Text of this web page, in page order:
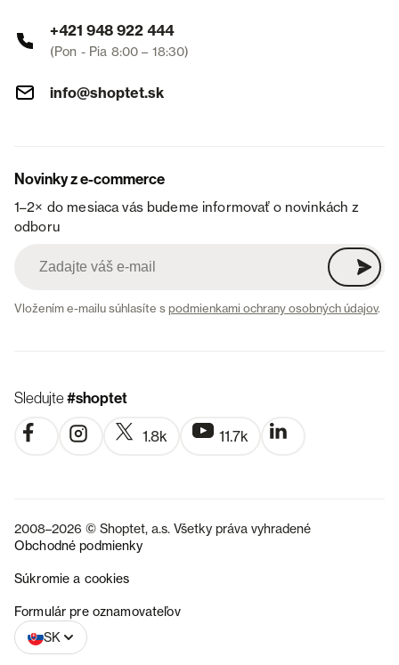
+421 948 922 444
(Pon - Pia 8:00 – 18:30)
info@shoptet.sk
Novinky z e-commerce
1–2× do mesiaca vás budeme informovať o novinkách z
odboru
Vložením e-mailu súhlasíte spodmienkami ochrany osobných údajov.
Sledujte#shoptet
1.8k 11.7k
2008–2026 © Shoptet, a.s. Všetky práva vyhradené
Obchodné podmienky
Súkromie a cookies
Formulár pre oznamovateľov
SK